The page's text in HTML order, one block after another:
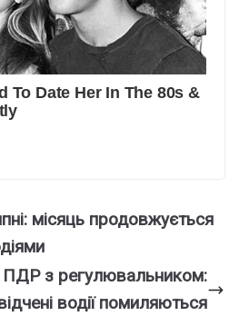
місяць продовжується
ПДР з регулювальником:
водії помиляються